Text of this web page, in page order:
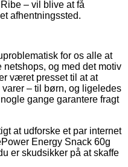
– vil blive at få
afhentningssted.
for os alle at
og med det motiv
været presset til at at
– til børn, og ligeledes
gange garantere fragt
at udforske et par internet
Energy Snack 60g
er skudsikker på at skaffe